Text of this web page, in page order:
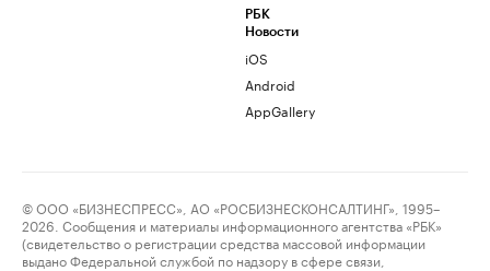
РБК
Новости
iOS
Android
AppGallery
© ООО «БИЗНЕСПРЕСС», АО «РОСБИЗНЕСКОНСАЛТИНГ», 1995–
2026. Сообщения и материалы информационного агентства «РБК»
(свидетельство о регистрации средства массовой информации
выдано Федеральной службой по надзору в сфере связи,